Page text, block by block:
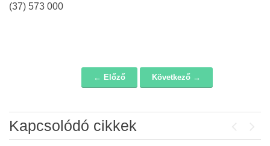
(37) 573 000
← Előző Következő →
Kapcsolódó cikkek